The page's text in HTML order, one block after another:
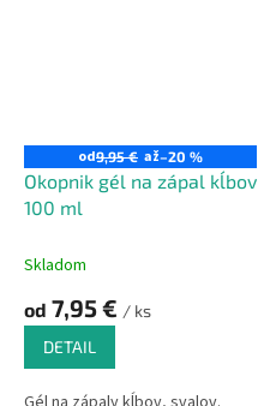
od9,95 € až–20 %
Okopnik gél na zápal kĺbov
100 ml
Skladom
od 7,95 € / ks
DETAIL